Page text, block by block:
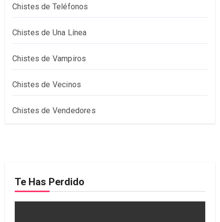
Chistes de Teléfonos
Chistes de Una Línea
Chistes de Vampiros
Chistes de Vecinos
Chistes de Vendedores
Te Has Perdido